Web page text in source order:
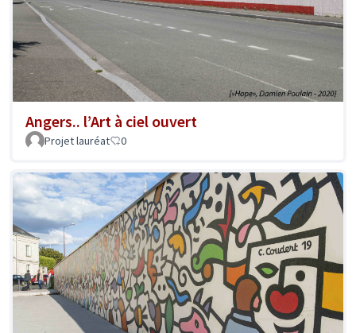
Angers.. l’Art à ciel ouvert
Projet lauréat 0